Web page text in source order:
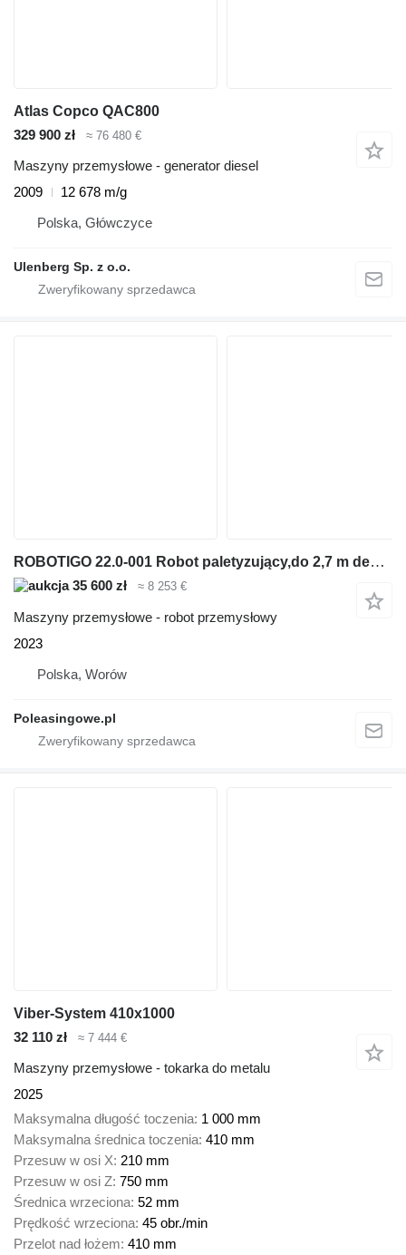
Atlas Copco QAC800
329 900 zł
≈ 76 480 €
Maszyny przemysłowe - generator diesel
2009
12 678 m/g
Polska, Główczyce
Ulenberg Sp. z o.o.
ROBOTIGO 22.0-001 Robot paletyzujący,do 2,7 m desek
35 600 zł ≈ 8 253 €
Maszyny przemysłowe - robot przemysłowy
2023
Polska, Worów
Poleasingowe.pl
Viber-System 410x1000
32 110 zł
≈ 7 444 €
Maszyny przemysłowe - tokarka do metalu
2025
Maksymalna długość toczenia 1 000 mm
Maksymalna średnica toczenia 410 mm
Przesuw w osi X 210 mm
Przesuw w osi Z 750 mm
Średnica wrzeciona 52 mm
Prędkość wrzeciona 45 obr./min
Przelot nad łożem 410 mm